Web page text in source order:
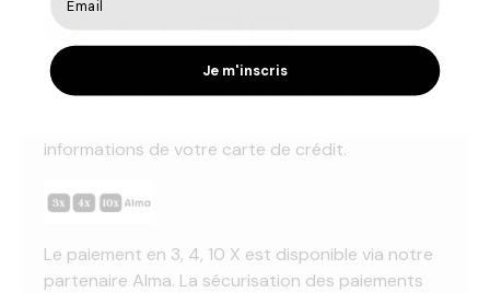
Vos informations de paiement sont traitées en
toute sécurité. Nous ne stockons pas les détails
informations de votre carte de crédit.
Le paiement en 3, 4, 10 X est disponible via notre
partenaire Alma. La sécurisation des paiements
Je m'inscris